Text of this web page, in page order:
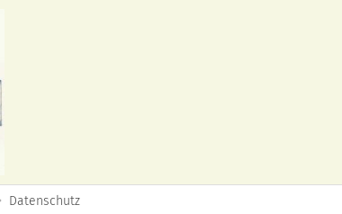
Datenschutz